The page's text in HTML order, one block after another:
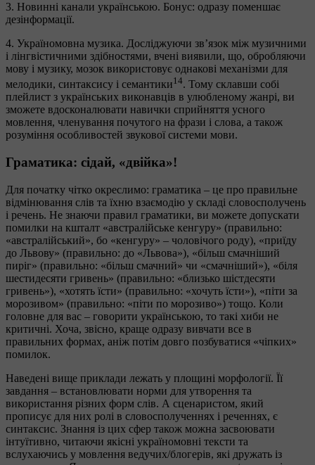
3. Новинні канали українською. Бонус: одразу поменшає
дезінформації.
4. Україномовна музика. Досліджуючи зв’язок між музичними
і лінгвістичними здібностями, вчені виявили, що, обробляючи
мову і музику, мозок використовує однакові механізми для
мелодики, синтаксису і семантики14. Тому склавши собі
плейлист з українських виконавців в улюбленому жанрі, ви
зможете вдосконалювати навички сприйняття усного
мовлення, членування почутого на фрази і слова, а також
розуміння особливостей звукової системи мови.
Граматика: сідай, «двійка»!
Для початку чітко окреслимо: граматика – це про правильне
відмінювання слів та їхню взаємодію у складі словосполучень
і речень. Не знаючи правил граматики, ви можете допускати
помилки на кшталт «австралійське кенгуру» (правильно:
«австралійський», бо «кенгуру» – чоловічого роду), «приїду
до Львову» (правильно: до «Львова»), «більш смачніший
пиріг» (правильно: «більш смачний» чи «смачніший»), «біля
шестидесяти гривень» (правильно: «близько шістдесяти
гривень»), «хотять їсти» (правильно: «хочуть їсти»), «піти за
морозивом» (правильно: «піти по морозиво») тощо. Коли
головне для вас – говорити українською, то такі хиби не
критичні. Хоча, звісно, краще одразу вивчати все в
правильних формах, аніж потім довго позбуватися «чіпких»
помилок.
Наведені вище приклади лежать у площині морфології. Її
завдання – встановлювати норми для утворення та
використання різних форм слів. А сценаристом, який
прописує для них ролі в словосполученнях і реченнях, є
синтаксис. Знання із цих сфер також можна засвоювати
інтуїтивно, читаючи якісні україномовні тексти та
вслухаючись у мовлення ведучих/блогерів, які дружать із